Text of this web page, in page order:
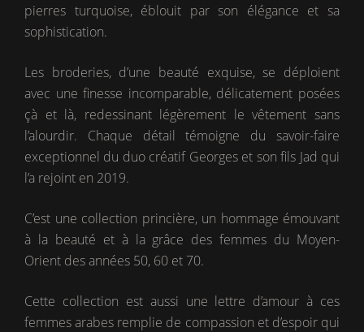
pierres turquoise, éblouit par son élégance et sa
sophistication.
Les broderies, d’une beauté exquise, se déploient
avec une finesse incomparable, délicatement posées
çà et là, redessinant légèrement le vêtement sans
l’alourdir. Chaque détail témoigne du savoir-faire
exceptionnel du duo créatif Georges et son fils Jad qui
l’a rejoint en 2019.
C’est une collection princière, un hommage émouvant
à la beauté et à la grâce des femmes du Moyen-
Orient des années 50, 60 et 70.
Cette collection est aussi une lettre d’amour à ces
femmes arabes remplie de compassion et d’espoir qui